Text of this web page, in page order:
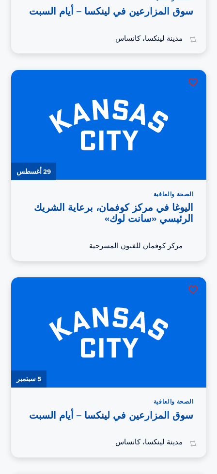
سوق المزارعين في لينكسا – أيام السبت
مدينة لينكسا، كانساس
29 أغسطس
الصحة والعافية
اليوغا في مركز كوفمان، برعاية الشريك
الرئيسي «سانت لوك»
مركز كوفمان للفنون المسرحية
5 سبتمبر
الصحة والعافية
سوق المزارعين في لينكسا – أيام السبت
مدينة لينكسا، كانساس